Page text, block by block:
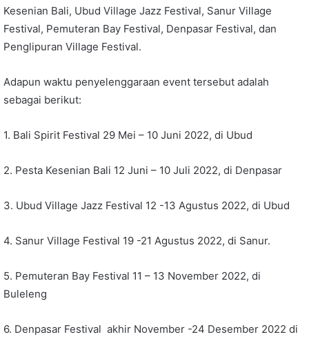
Kesenian Bali, Ubud Village Jazz Festival, Sanur Village
Festival, Pemuteran Bay Festival, Denpasar Festival, dan
Penglipuran Village Festival.
Adapun waktu penyelenggaraan event tersebut adalah
sebagai berikut:
1. Bali Spirit Festival 29 Mei – 10 Juni 2022, di Ubud
2. Pesta Kesenian Bali 12 Juni – 10 Juli 2022, di Denpasar
3. Ubud Village Jazz Festival 12 -13 Agustus 2022, di Ubud
4. Sanur Village Festival 19 -21 Agustus 2022, di Sanur.
5. Pemuteran Bay Festival 11 – 13 November 2022, di
Buleleng
6. Denpasar Festival akhir November -24 Desember 2022 di